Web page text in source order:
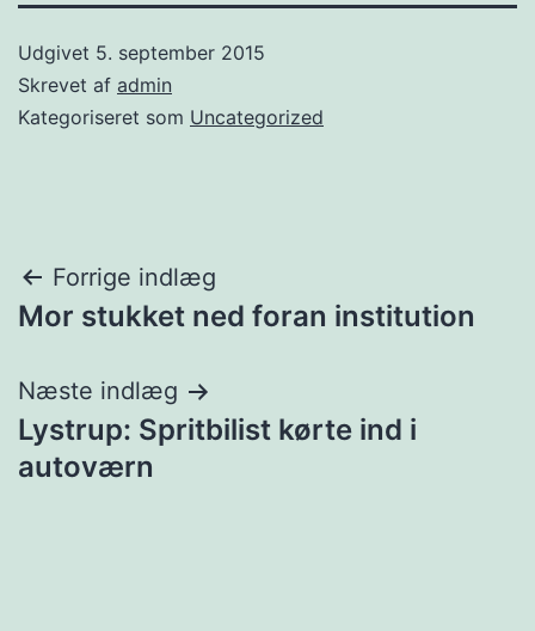
Udgivet 5. september 2015
Skrevet af admin
Kategoriseret som Uncategorized
Indlægsnavigation
Forrige indlæg
Mor stukket ned foran institution
Næste indlæg
Lystrup: Spritbilist kørte ind i
autoværn